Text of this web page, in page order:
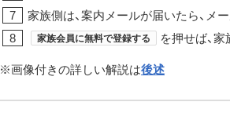
家族側は、案内メールが届いたら、メ
家族会員に無料で登録する を押せば、
※画像付きの詳しい解説は後述